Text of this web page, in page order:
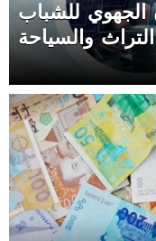
الجهوي للشباب
والسياحة